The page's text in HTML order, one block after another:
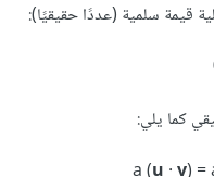
قيمة سلمية (عددًا حقيقيًا):